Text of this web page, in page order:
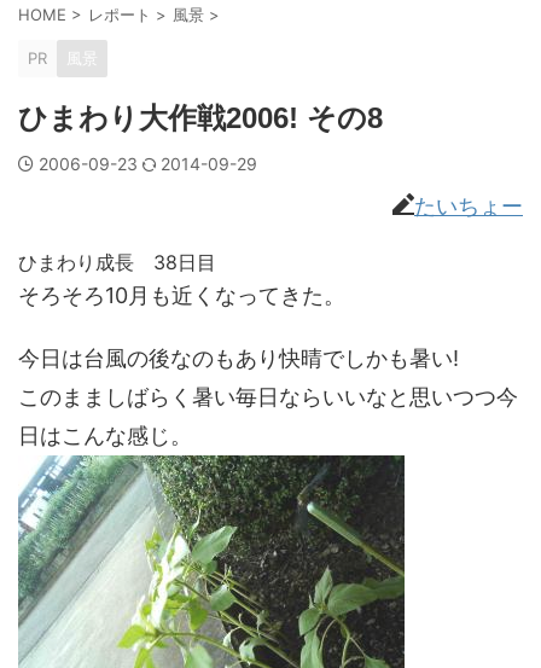
HOME > レポート > 風景 >
PR 風景
ひまわり大作戦2006! その8
2006-09-23 2014-09-29
たいちょー
ひまわり成長 38日目
そろそろ10月も近くなってきた。
今日は台風の後なのもあり快晴でしかも暑い!
このまましばらく暑い毎日ならいいなと思いつつ今
日はこんな感じ。